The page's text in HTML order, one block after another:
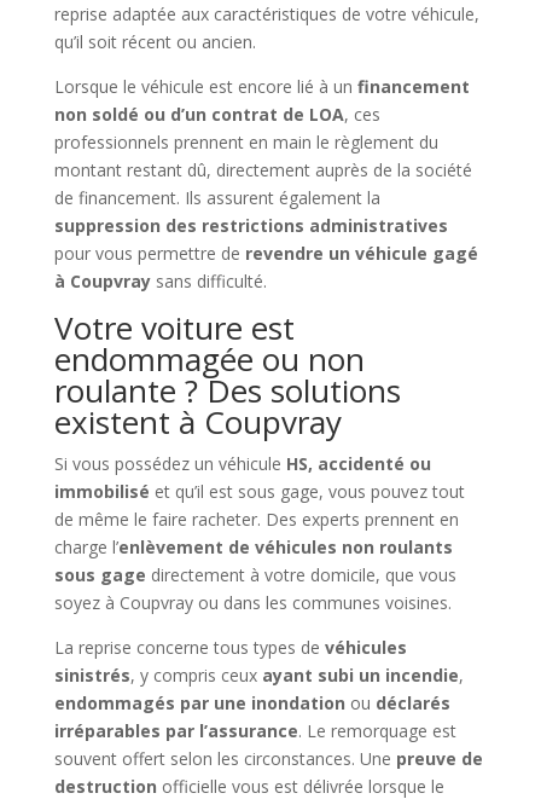
reprise adaptée aux caractéristiques de votre véhicule,
qu’il soit récent ou ancien.
Lorsque le véhicule est encore lié à un financement
non soldé ou d’un contrat de LOA, ces
professionnels prennent en main le règlement du
montant restant dû, directement auprès de la société
de financement. Ils assurent également la
suppression des restrictions administratives
pour vous permettre de revendre un véhicule gagé
à Coupvraysans difficulté.
Votre voiture est
endommagée ou non
roulante ? Des solutions
existent à Coupvray
Si vous possédez un véhicule HS, accidenté ou
immobilisé et qu’il est sous gage, vous pouvez tout
de même le faire racheter. Des experts prennent en
charge l’enlèvement de véhicules non roulants
sous gage directement à votre domicile, que vous
soyez à Coupvray ou dans les communes voisines.
La reprise concerne tous types de véhicules
sinistrés, y compris ceux ayant subi un incendie,
endommagés par une inondation ou déclarés
irréparables par l’assurance. Le remorquage est
souvent offert selon les circonstances. Une preuve de
destruction officielle vous est délivrée lorsque le